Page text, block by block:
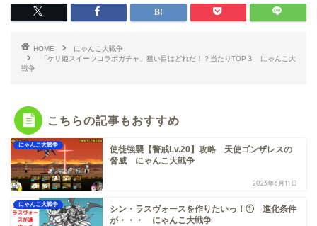
HOME
にゃんこ大戦争
「ケリ姫スイーツコラボガチャ」狙い目はどれだ！？当たりTOP３ にゃんこ大
戦争
こちらの記事もおすすめ
にゃんこ大戦争
使徒強襲【警戒Lv.20】攻略 天使ゴンザレスの
脅威 にゃんこ大戦争
2023年6月11日
にゃんこ大戦争
シン・ラスヴォースを作りたいっ！① 進化条件
が・・・ にゃんこ大戦争